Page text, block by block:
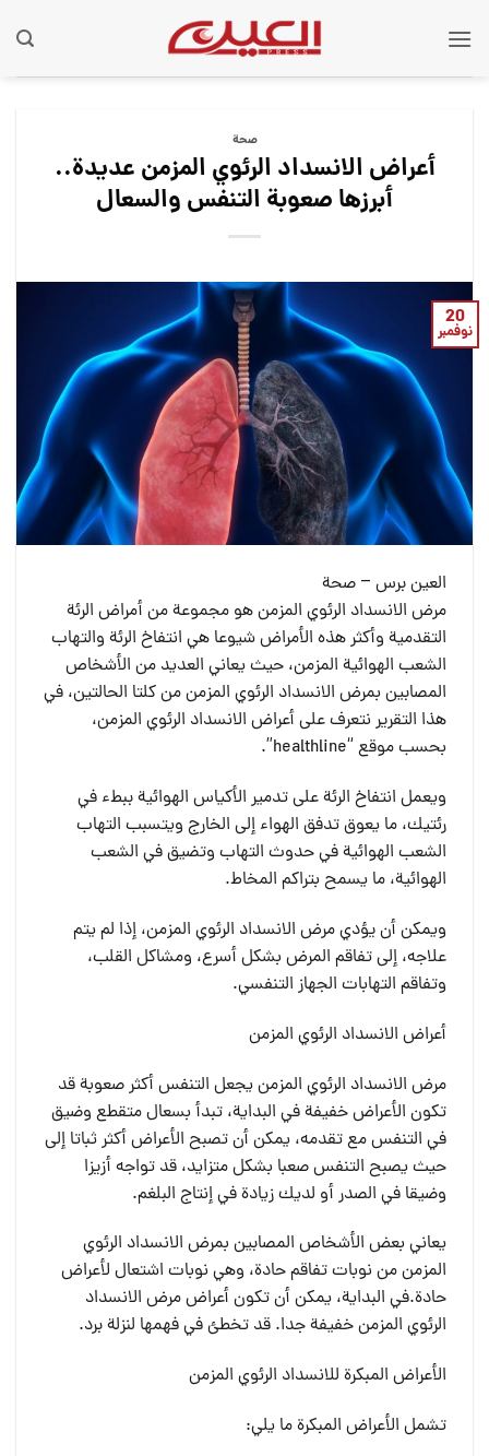
صحة
أعراض الانسداد الرئوي المزمن عديدة..
أبرزها صعوبة التنفس والسعال
20
نوفمبر
العين برس – صحة
مرض الانسداد الرئوي المزمن هو مجموعة من أمراض الرئة
التقدمية وأكثر هذه الأمراض شيوعا هي انتفاخ الرئة والتهاب
الشعب الهوائية المزمن، حيث يعاني العديد من الأشخاص
المصابين بمرض الانسداد الرئوي المزمن من كلتا الحالتين، في
هذا التقرير نتعرف على أعراض الانسداد الرئوي المزمن،
بحسب موقع “healthline”.
ويعمل انتفاخ الرئة على تدمير الأكياس الهوائية ببطء في
رئتيك، ما يعوق تدفق الهواء إلى الخارج ويتسبب التهاب
الشعب الهوائية في حدوث التهاب وتضيق في الشعب
الهوائية، ما يسمح بتراكم المخاط.
ويمكن أن يؤدي مرض الانسداد الرئوي المزمن، إذا لم يتم
علاجه، إلى تفاقم المرض بشكل أسرع، ومشاكل القلب،
وتفاقم التهابات الجهاز التنفسي.
أعراض الانسداد الرئوي المزمن
مرض الانسداد الرئوي المزمن يجعل التنفس أكثر صعوبة قد
تكون الأعراض خفيفة في البداية، تبدأ بسعال متقطع وضيق
في التنفس مع تقدمه، يمكن أن تصبح الأعراض أكثر ثباتا إلى
حيث يصبح التنفس صعبا بشكل متزايد، قد تواجه أزيزا
وضيقا في الصدر أو لديك زيادة في إنتاج البلغم.
يعاني بعض الأشخاص المصابين بمرض الانسداد الرئوي
المزمن من نوبات تفاقم حادة، وهي نوبات اشتعال لأعراض
حادة.في البداية، يمكن أن تكون أعراض مرض الانسداد
الرئوي المزمن خفيفة جدا. قد تخطئ في فهمها لنزلة برد.
الأعراض المبكرة للانسداد الرئوي المزمن
تشمل الأعراض المبكرة ما يلي: